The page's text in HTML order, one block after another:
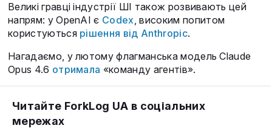
Великі гравці індустрії ШІ також розвивають цей
напрям: у OpenAI є Codex, високим попитом
користуються рішення від Anthropic.
Нагадаємо, у лютому флагманська модель Claude
Opus 4.6 отримала «команду агентів».
Читайте ForkLog UA в соціальних
мережах